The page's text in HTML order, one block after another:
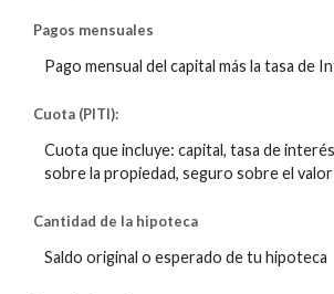
Pagos mensuales
Pago mensual del capital más la tasa de
Cuota (PITI):
Cuota que incluye: capital, tasa de
sobre la propiedad, seguro sobre el
Cantidad de la hipoteca
Saldo original o esperado de tu hipoteca